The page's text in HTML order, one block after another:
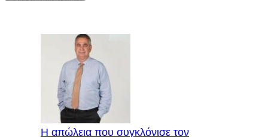
Η απώλεια που συγκλόνισε τον